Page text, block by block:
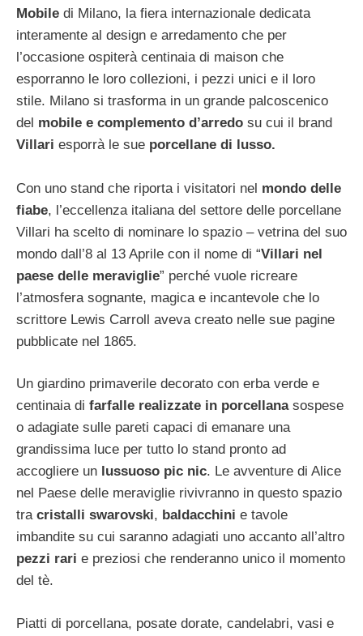
Mobile di Milano, la fiera internazionale dedicata
interamente al design e arredamento che per
l’occasione ospiterà centinaia di maison che
esporranno le loro collezioni, i pezzi unici e il loro
stile. Milano si trasforma in un grande palcoscenico
del mobile e complemento d’arredo su cui il brand
Villari esporrà le sue porcellane di lusso.
Con uno stand che riporta i visitatori nel mondo delle
fiabe, l’eccellenza italiana del settore delle porcellane
Villari ha scelto di nominare lo spazio – vetrina del suo
mondo dall’8 al 13 Aprile con il nome di “Villari nel
paese delle meraviglie” perché vuole ricreare
l’atmosfera sognante, magica e incantevole che lo
scrittore Lewis Carroll aveva creato nelle sue pagine
pubblicate nel 1865.
Un giardino primaverile decorato con erba verde e
centinaia di farfalle realizzate in porcellanasospese
o adagiate sulle pareti capaci di emanare una
grandissima luce per tutto lo stand pronto ad
accogliere un lussuoso pic nic. Le avventure di Alice
nel Paese delle meraviglie rivivranno in questo spazio
tra cristalli swarovski, baldacchini e tavole
imbandite su cui saranno adagiati uno accanto all’altro
pezzi rari e preziosi che renderanno unico il momento
del tè.
Piatti di porcellana, posate dorate, candelabri, vasi e